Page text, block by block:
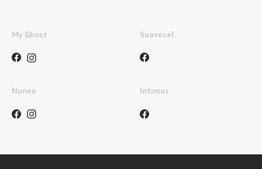
My Ghost Suavecel
Nunex Intimus